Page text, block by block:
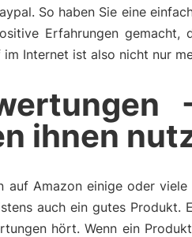
So haben Sie eine
Erfahrungen gemacht,
Internet ist also nicht nur
ihnen
auf Amazon einige oder
auch ein gutes
hört. Wenn ein